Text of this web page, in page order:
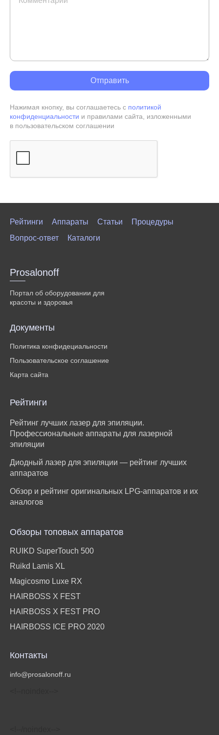
Нажимая кнопку, вы соглашаетесь с политикой
конфиденциальности и правилами сайта, изложенными
в пользовательском соглашении
Рейтинги Аппараты Статьи
Процедуры
Вопрос-ответ
Каталоги
Prosalonoff
Портал об оборудовании для
красоты и здоровья
Документы
Политика конфидециальности
Пользовательское соглашение
Карта сайта
Рейтинги
Рейтинг лучших лазер для эпиляции.
Профессиональные аппараты для лазерной
эпиляции
Диодный лазер для эпиляции — рейтинг лучших
аппаратов
Обзор и рейтинг оригинальных LPG-аппаратов и их
аналогов
Обзоры топовых аппаратов
RUIKD SuperTouch 500
Ruikd Lamis XL
Magicosmo Luxe RX
HAIRBOSS X FEST
HAIRBOSS X FEST PRO
HAIRBOSS ICE PRO 2020
Контакты
info@prosalonoff.ru